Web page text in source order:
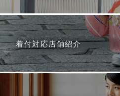
着付対応店舗紹介